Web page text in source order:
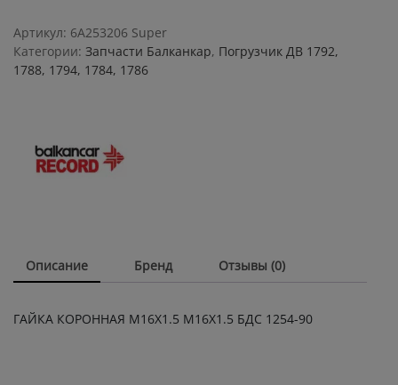
М16Х1.5
БДС
1254-
Артикул: 6A253206 Super
Категории: Запчасти Балканкар, Погрузчик ДВ 1792,
1788, 1794, 1784, 1786
Описание Бренд Отзывы (0)
ГАЙКА КОРОННАЯ М16Х1.5 М16Х1.5 БДС 1254-90